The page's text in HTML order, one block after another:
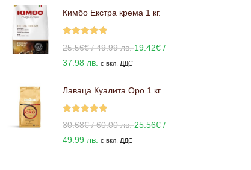
Кимбо Екстра крема 1 кг.
Оценено с
25.56€/ 49.99 лв.19.42€ /
37.98 лв.
с вкл. ДДС
Лаваца Куалита Оро 1 кг.
Оценено с
30.68€/ 60.00 лв.25.56€ /
49.99 лв. с вкл. ДДС